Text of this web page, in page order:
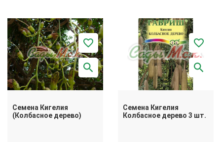
Семена Кигелия
(Колбасное дерево)
Семена Кигелия
Колбасное дерево 3 шт.